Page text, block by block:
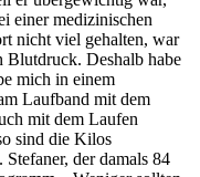
einer medizinischen
nicht viel gehalten, war
Blutdruck. Deshalb habe
mich in einem
Laufband mit dem
mit dem Laufen
sind die Kilos
der damals 84